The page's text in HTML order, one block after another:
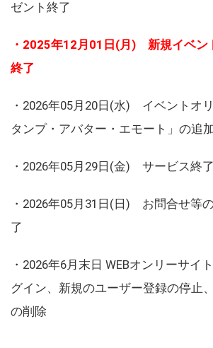
ゼント終了
・2025年12月01日(月) 新規イベン
終了
・2026年05月20日(水) イベントオ
タンプ・アバター・エモート」の追
・2026年05月29日(金) サービス終了
・2026年05月31日(日) お問合せ等
了
・2026年6月末日 WEBオンリーサイ
グイン、新規のユーザー登録の停止
の削除